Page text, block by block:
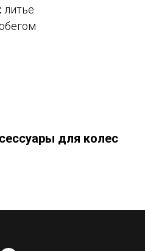
литье
для колес